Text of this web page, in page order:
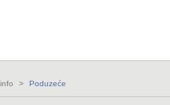
> Poduzeće